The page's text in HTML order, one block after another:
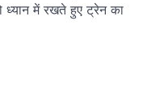
ध्यान में रखते हुए ट्रेन का